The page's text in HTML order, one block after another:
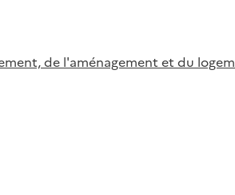
de l'aménagement et du